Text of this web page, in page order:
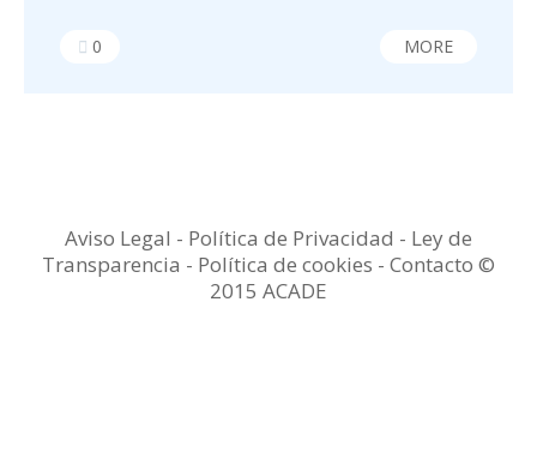
0 MORE
Aviso Legal - Política de Privacidad - Ley de
Transparencia - Política de cookies - Contacto ©
2015 ACADE